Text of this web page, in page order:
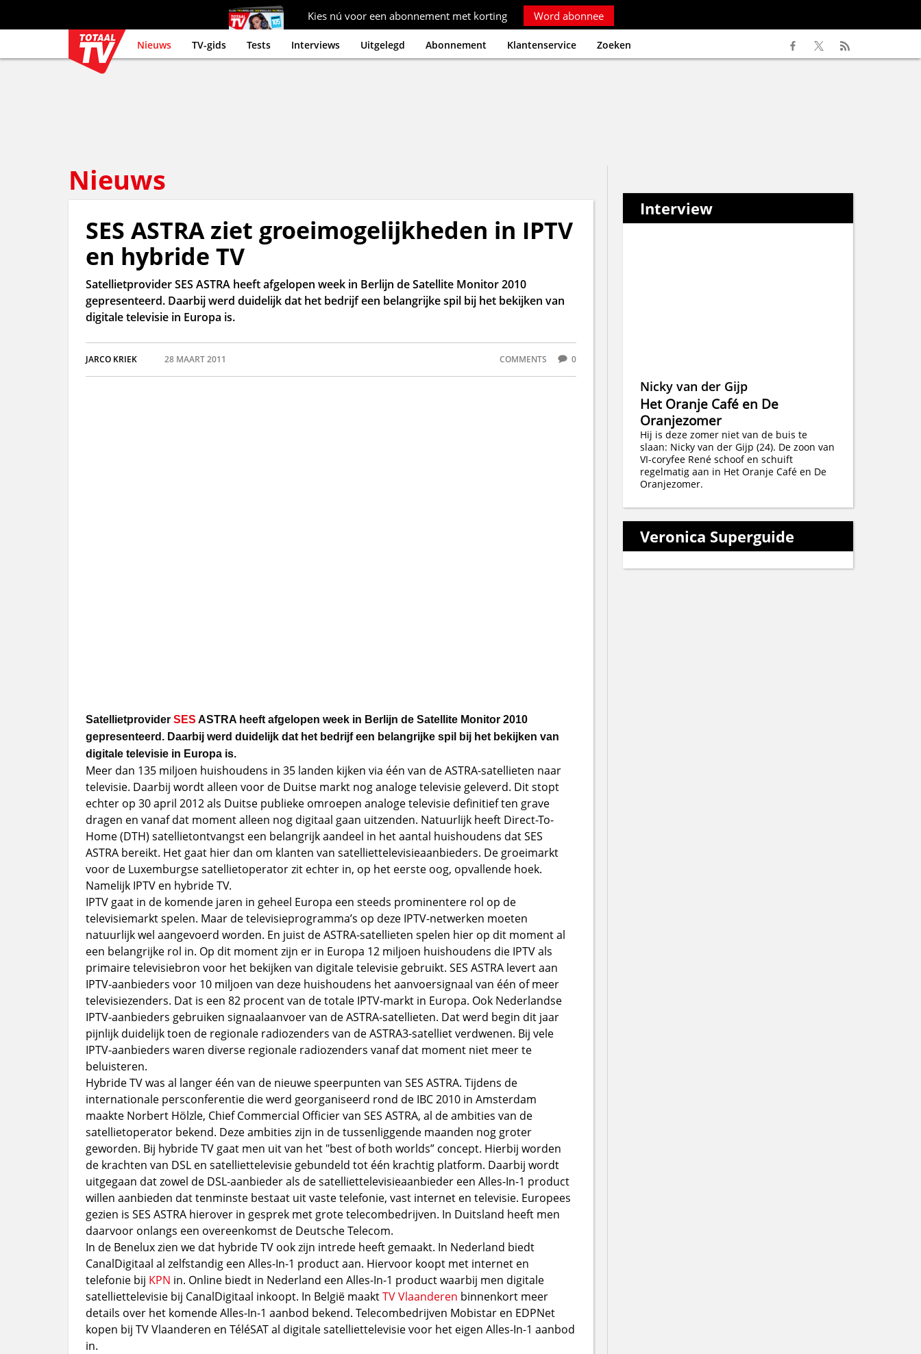
Kies nú voor een abonnement met korting Word abonnee
Nieuws TV-gids Tests Interviews Uitgelegd Abonnement Klantenservice Zoeken
Nieuws
SES ASTRA ziet groeimogelijkheden in IPTV
en hybride TV
Satellietprovider SES ASTRA heeft afgelopen week in Berlijn de Satellite Monitor 2010
gepresenteerd. Daarbij werd duidelijk dat het bedrijf een belangrijke spil bij het bekijken van
digitale televisie in Europa is.
JARCO KRIEK 28 MAART 2011 COMMENTS 0
Satellietprovider SES ASTRA heeft afgelopen week in Berlijn de Satellite Monitor 2010
gepresenteerd. Daarbij werd duidelijk dat het bedrijf een belangrijke spil bij het bekijken van
digitale televisie in Europa is.
Meer dan 135 miljoen huishoudens in 35 landen kijken via één van de ASTRA-satellieten naar
televisie. Daarbij wordt alleen voor de Duitse markt nog analoge televisie geleverd. Dit stopt
echter op 30 april 2012 als Duitse publieke omroepen analoge televisie definitief ten grave
dragen en vanaf dat moment alleen nog digitaal gaan uitzenden. Natuurlijk heeft Direct-To-
Home (DTH) satellietontvangst een belangrijk aandeel in het aantal huishoudens dat SES
ASTRA bereikt. Het gaat hier dan om klanten van satelliettelevisieaanbieders. De groeimarkt
voor de Luxemburgse satellietoperator zit echter in, op het eerste oog, opvallende hoek.
Namelijk IPTV en hybride TV.
IPTV gaat in de komende jaren in geheel Europa een steeds prominentere rol op de
televisiemarkt spelen. Maar de televisieprogramma’s op deze IPTV-netwerken moeten
natuurlijk wel aangevoerd worden. En juist de ASTRA-satellieten spelen hier op dit moment al
een belangrijke rol in. Op dit moment zijn er in Europa 12 miljoen huishoudens die IPTV als
primaire televisiebron voor het bekijken van digitale televisie gebruikt. SES ASTRA levert aan
IPTV-aanbieders voor 10 miljoen van deze huishoudens het aanvoersignaal van één of meer
televisiezenders. Dat is een 82 procent van de totale IPTV-markt in Europa. Ook Nederlandse
IPTV-aanbieders gebruiken signaalaanvoer van de ASTRA-satellieten. Dat werd begin dit jaar
pijnlijk duidelijk toen de regionale radiozenders van de ASTRA3-satelliet verdwenen. Bij vele
IPTV-aanbieders waren diverse regionale radiozenders vanaf dat moment niet meer te
beluisteren.
Hybride TV was al langer één van de nieuwe speerpunten van SES ASTRA. Tijdens de
internationale persconferentie die werd georganiseerd rond de IBC 2010 in Amsterdam
maakte Norbert Hölzle, Chief Commercial Officier van SES ASTRA, al de ambities van de
satellietoperator bekend. Deze ambities zijn in de tussenliggende maanden nog groter
geworden. Bij hybride TV gaat men uit van het "best of both worlds” concept. Hierbij worden
de krachten van DSL en satelliettelevisie gebundeld tot één krachtig platform. Daarbij wordt
uitgegaan dat zowel de DSL-aanbieder als de satelliettelevisieaanbieder een Alles-In-1 product
willen aanbieden dat tenminste bestaat uit vaste telefonie, vast internet en televisie. Europees
gezien is SES ASTRA hierover in gesprek met grote telecombedrijven. In Duitsland heeft men
daarvoor onlangs een overeenkomst de Deutsche Telecom.
In de Benelux zien we dat hybride TV ook zijn intrede heeft gemaakt. In Nederland biedt
CanalDigitaal al zelfstandig een Alles-In-1 product aan. Hiervoor koopt met internet en
telefonie bij KPN in. Online biedt in Nederland een Alles-In-1 product waarbij men digitale
satelliettelevisie bij CanalDigitaal inkoopt. In België maaktTV Vlaanderen binnenkort meer
details over het komende Alles-In-1 aanbod bekend. Telecombedrijven Mobistar en EDPNet
kopen bij TV Vlaanderen en TéléSAT al digitale satelliettelevisie voor het eigen Alles-In-1 aanbod
in.
Interview
Nicky van der Gijp
Het Oranje Café en De
Oranjezomer
Hij is deze zomer niet van de buis te
slaan: Nicky van der Gijp (24). De zoon van
VI-coryfee René schoof en schuift
regelmatig aan in Het Oranje Café en De
Oranjezomer.
Veronica Superguide